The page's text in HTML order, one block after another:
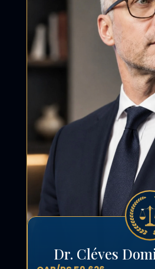
Dr. Cléves